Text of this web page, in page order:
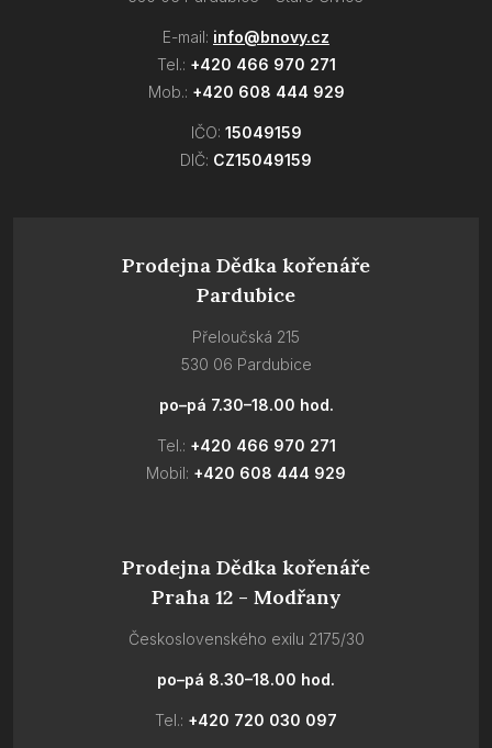
E-mail: info@bnovy.cz
Tel.: +420 466 970 271
Mob.: +420 608 444 929
IČO: 15049159
DIČ: CZ15049159
Prodejna Dědka kořenáře
Pardubice
Přeloučská 215
530 06 Pardubice
po–pá 7.30–18.00 hod.
Tel.: +420 466 970 271
Mobil: +420 608 444 929
Prodejna Dědka kořenáře
Praha 12 - Modřany
Československého exilu 2175/30
po–pá 8.30–18.00 hod.
Tel.: +420 720 030 097